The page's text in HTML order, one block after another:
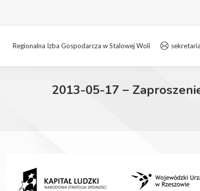
Regionalna Izba Gospodarcza w Stalowej Woli
2013-05-17 –